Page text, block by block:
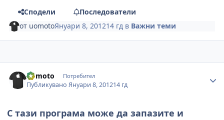
Сподели
Последователи
от uomotoЯнуари 8, 201214 гд в Важни теми
uomoto Потребител
ПубликуваноЯнуари 8, 201214 гд
С тази програма може да запазите и